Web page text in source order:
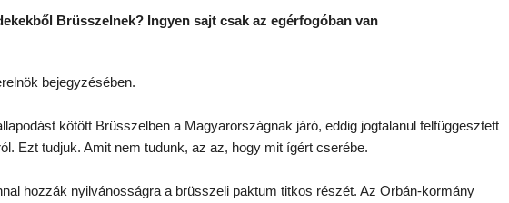
Brüsszelnek? Ingyen sajt csak az egérfogóban van
bejegyzésében.
kötött Brüsszelben a Magyarországnak járó, eddig jogtalanul felfüggesztett
Ezt tudjuk. Amit nem tudunk, az az, hogy mit ígért cserébe.
hozzák nyilvánosságra a brüsszeli paktum titkos részét. Az Orbán-kormány